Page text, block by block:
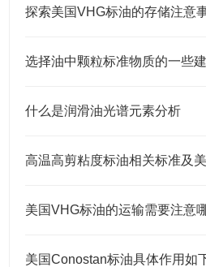
探索美国VHG标油的存储注意
选择油中颗粒标准物质的一些
什么是润滑油光谱元素分析
美国VHG标油的运输需要注意
美国Conostan标油具体作用如